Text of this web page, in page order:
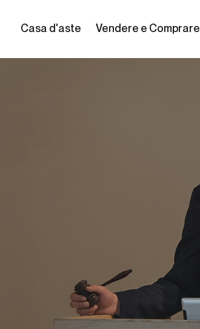
Casa d'aste Vendere e Comprare